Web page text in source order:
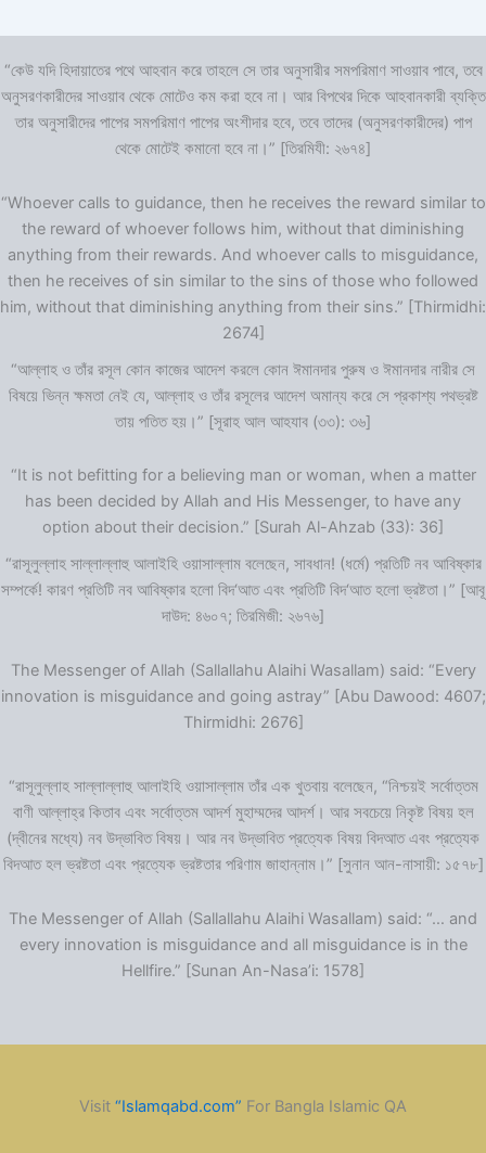
“কেউ যদি হিদায়াতের পথে আহবান করে তাহলে সে তার অনুসারীর সমপরিমাণ সাওয়াব পাবে, তবে
অনুসরণকারীদের সাওয়াব থেকে মোটেও কম করা হবে না। আর বিপথের দিকে আহবানকারী ব্যক্তি
তার অনুসারীদের পাপের সমপরিমাণ পাপের অংশীদার হবে, তবে তাদের (অনুসরণকারীদের) পাপ
থেকে মোটেই কমানো হবে না।” [তিরমিযী: ২৬৭৪]
“Whoever calls to guidance, then he receives the reward similar to
the reward of whoever follows him, without that diminishing
anything from their rewards. And whoever calls to misguidance,
then he receives of sin similar to the sins of those who followed
him, without that diminishing anything from their sins.” [Thirmidhi:
2674]
“আল্লাহ ও তাঁর রসূল কোন কাজের আদেশ করলে কোন ঈমানদার পুরুষ ও ঈমানদার নারীর সে
বিষয়ে ভিন্ন ক্ষমতা নেই যে, আল্লাহ ও তাঁর রসূলের আদেশ অমান্য করে সে প্রকাশ্য পথভ্রষ্ট
তায় পতিত হয়।” [সূরাহ আল আহযাব (৩৩): ৩৬]
“It is not befitting for a believing man or woman, when a matter
has been decided by Allah and His Messenger, to have any
option about their decision.” [Surah Al-Ahzab (33): 36]
“রাসূলুল্লাহ সাল্লাল্লাহু আলাইহি ওয়াসাল্লাম বলেছেন, সাবধান! (ধর্মে) প্রতিটি নব আবিষ্কার
সম্পর্কে! কারণ প্রতিটি নব আবিষ্কার হলো বিদ‘আত এবং প্রতিটি বিদ‘আত হলো ভ্রষ্টতা।” [আবূ
দাউদ: ৪৬০৭; তিরমিজী: ২৬৭৬]
The Messenger of Allah (Sallallahu Alaihi Wasallam) said: “Every
innovation is misguidance and going astray” [Abu Dawood: 4607;
Thirmidhi: 2676]
“রাসূলুল্লাহ সাল্লাল্লাহু আলাইহি ওয়াসাল্লাম তাঁর এক খুতবায় বলেছেন, “নিশ্চয়ই সর্বোত্তম
বাণী আল্লাহ্‌র কিতাব এবং সর্বোত্তম আদর্শ মুহাম্মদের আদর্শ। আর সবচেয়ে নিকৃষ্ট বিষয় হল
(দ্বীনের মধ্যে) নব উদ্ভাবিত বিষয়। আর নব উদ্ভাবিত প্রত্যেক বিষয় বিদআত এবং প্রত্যেক
বিদআত হল ভ্রষ্টতা এবং প্রত্যেক ভ্রষ্টতার পরিণাম জাহান্নাম।” [সুনান আন-নাসায়ী: ১৫৭৮]
The Messenger of Allah (Sallallahu Alaihi Wasallam) said: “… and
every innovation is misguidance and all misguidance is in the
Hellfire.” [Sunan An-Nasa’i: 1578]
Visit “Islamqabd.com” For Bangla Islamic QA